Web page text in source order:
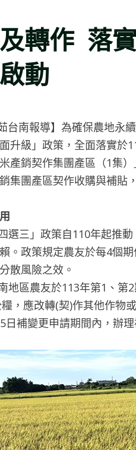
轉作 落
動
台南報導】為確保農地永
升級」政策，全面落實
產銷契作集團產區（1集
集團產區契作收購與補貼
選三」政策自110年起推
。政策規定農友於每4個
散風險之效。
地區農友於113年第1、第
，應改轉(契)作其他作物
補變更申請期間內，辦理